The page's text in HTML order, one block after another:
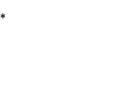
*Обязательно